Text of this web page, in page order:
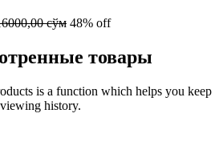
сўм 48% off
товары
is a function which helps you keep
history.